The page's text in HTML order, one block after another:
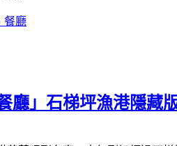
餐廳
廳」石梯坪漁港隱藏